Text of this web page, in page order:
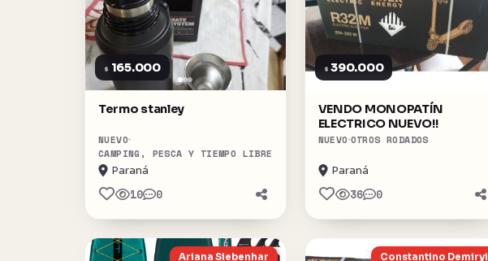
$ 165.000
Termo stanley
NUEVO
CAMPING, PESCA Y TIEMPO LIBRE
Paraná
10 0
$ 390.000
VENDO MONOPATÍN
ELECTRICO NUEVO!!
NUEVO OTROS RODADOS
Paraná
36 0
Ariana Siebenhar Constantino Demiryi